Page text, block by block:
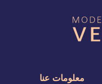
معلومات عنا